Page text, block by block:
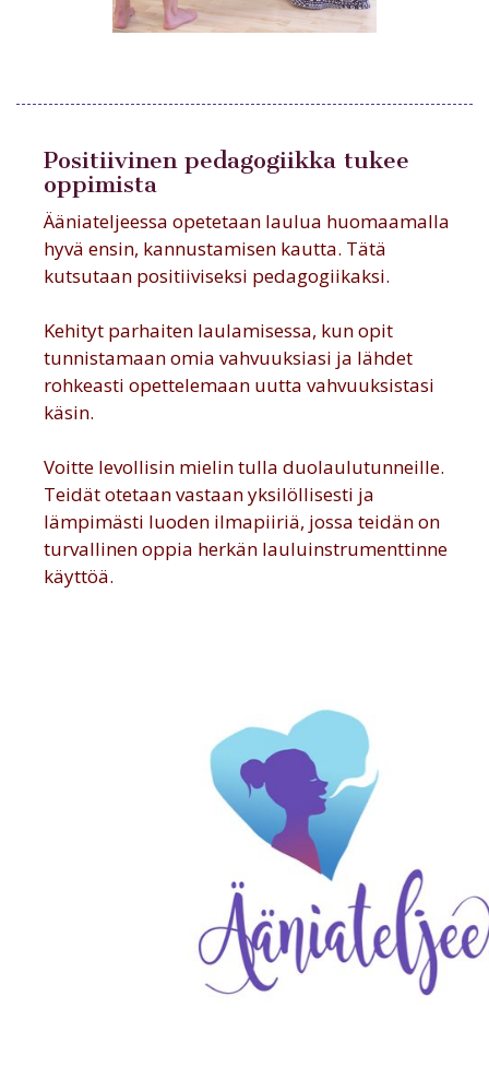
Positiivinen pedagogiikka tukee
oppimista
Ääniateljeessa opetetaan laulua huomaamalla
hyvä ensin, kannustamisen kautta. Tätä
kutsutaan positiiviseksi pedagogiikaksi.
Kehityt parhaiten laulamisessa, kun opit
tunnistamaan omia vahvuuksiasi ja lähdet
rohkeasti opettelemaan uutta vahvuuksistasi
käsin.
Voitte levollisin mielin tulla duolaulutunneille.
Teidät otetaan vastaan yksilöllisesti ja
lämpimästi luoden ilmapiiriä, jossa teidän on
turvallinen oppia herkän lauluinstrumenttinne
käyttöä.